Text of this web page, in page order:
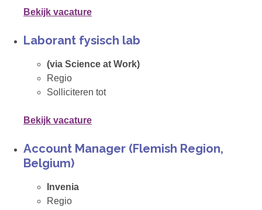
Bekijk vacature
Laborant fysisch lab
(via Science at Work)
Regio
Solliciteren tot
Bekijk vacature
Account Manager (Flemish Region,
Belgium)
Invenia
Regio